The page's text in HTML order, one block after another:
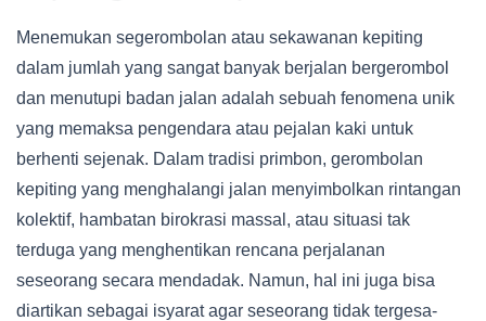
Menemukan segerombolan atau sekawanan kepiting
dalam jumlah yang sangat banyak berjalan bergerombol
dan menutupi badan jalan adalah sebuah fenomena unik
yang memaksa pengendara atau pejalan kaki untuk
berhenti sejenak. Dalam tradisi primbon, gerombolan
kepiting yang menghalangi jalan menyimbolkan rintangan
kolektif, hambatan birokrasi massal, atau situasi tak
terduga yang menghentikan rencana perjalanan
seseorang secara mendadak. Namun, hal ini juga bisa
diartikan sebagai isyarat agar seseorang tidak tergesa-